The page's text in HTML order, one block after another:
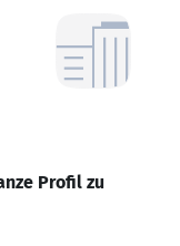
Profil zu